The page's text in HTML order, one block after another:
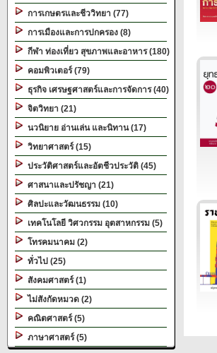
การเกษตรและชีววิทยา (77)
การเมืองและการปกครอง (8)
กีฬา ท่องเที่ยว สุขภาพและอาหาร (180)
คอมพิวเตอร์ (79)
ธุรกิจ เศรษฐศาสตร์และการจัดการ (40)
จิตวิทยา (21)
นวนิยาย อ่านเล่น และนิทาน (17)
วิทยาศาสตร์ (15)
ประวัติศาสตร์และอัตชีวประวัติ (45)
ศาสนาและปรัชญา (21)
ศิลปะและวัฒนธรรม (10)
เทคโนโลยี วิศวกรรม อุตสาหกรรม (5)
โทรคมนาคม (2)
ทั่วไป (25)
สังคมศาสตร์ (1)
ไม่สังกัดหมวด (2)
คณิตศาสตร์ (5)
ภาษาศาสตร์ (5)